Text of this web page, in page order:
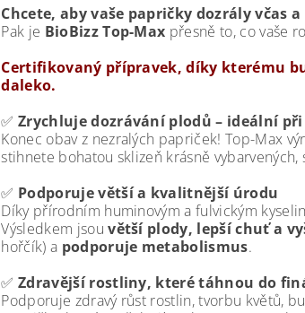
Chcete, aby vaše papričky dozrály včas
Pak je BioBizz Top-Max přesně to, co vaše
Certifikovaný přípravek, díky kterému
daleko.
✅Zrychluje dozrávání plodů – ideální
Konec obav z nezralých papriček! Top-Max
stihnete bohatou sklizeň krásně vybarvených,
✅ Podporuje větší a kvalitnější úrodu
Díky přírodním huminovým a fulvickým
Výsledkem jsouvětší plody, lepší chuť a
hořčík) a podporuje metabolismus.
✅Zdravější rostliny, které táhnou do
Podporuje zdravý růst rostlin, tvorbu květů,